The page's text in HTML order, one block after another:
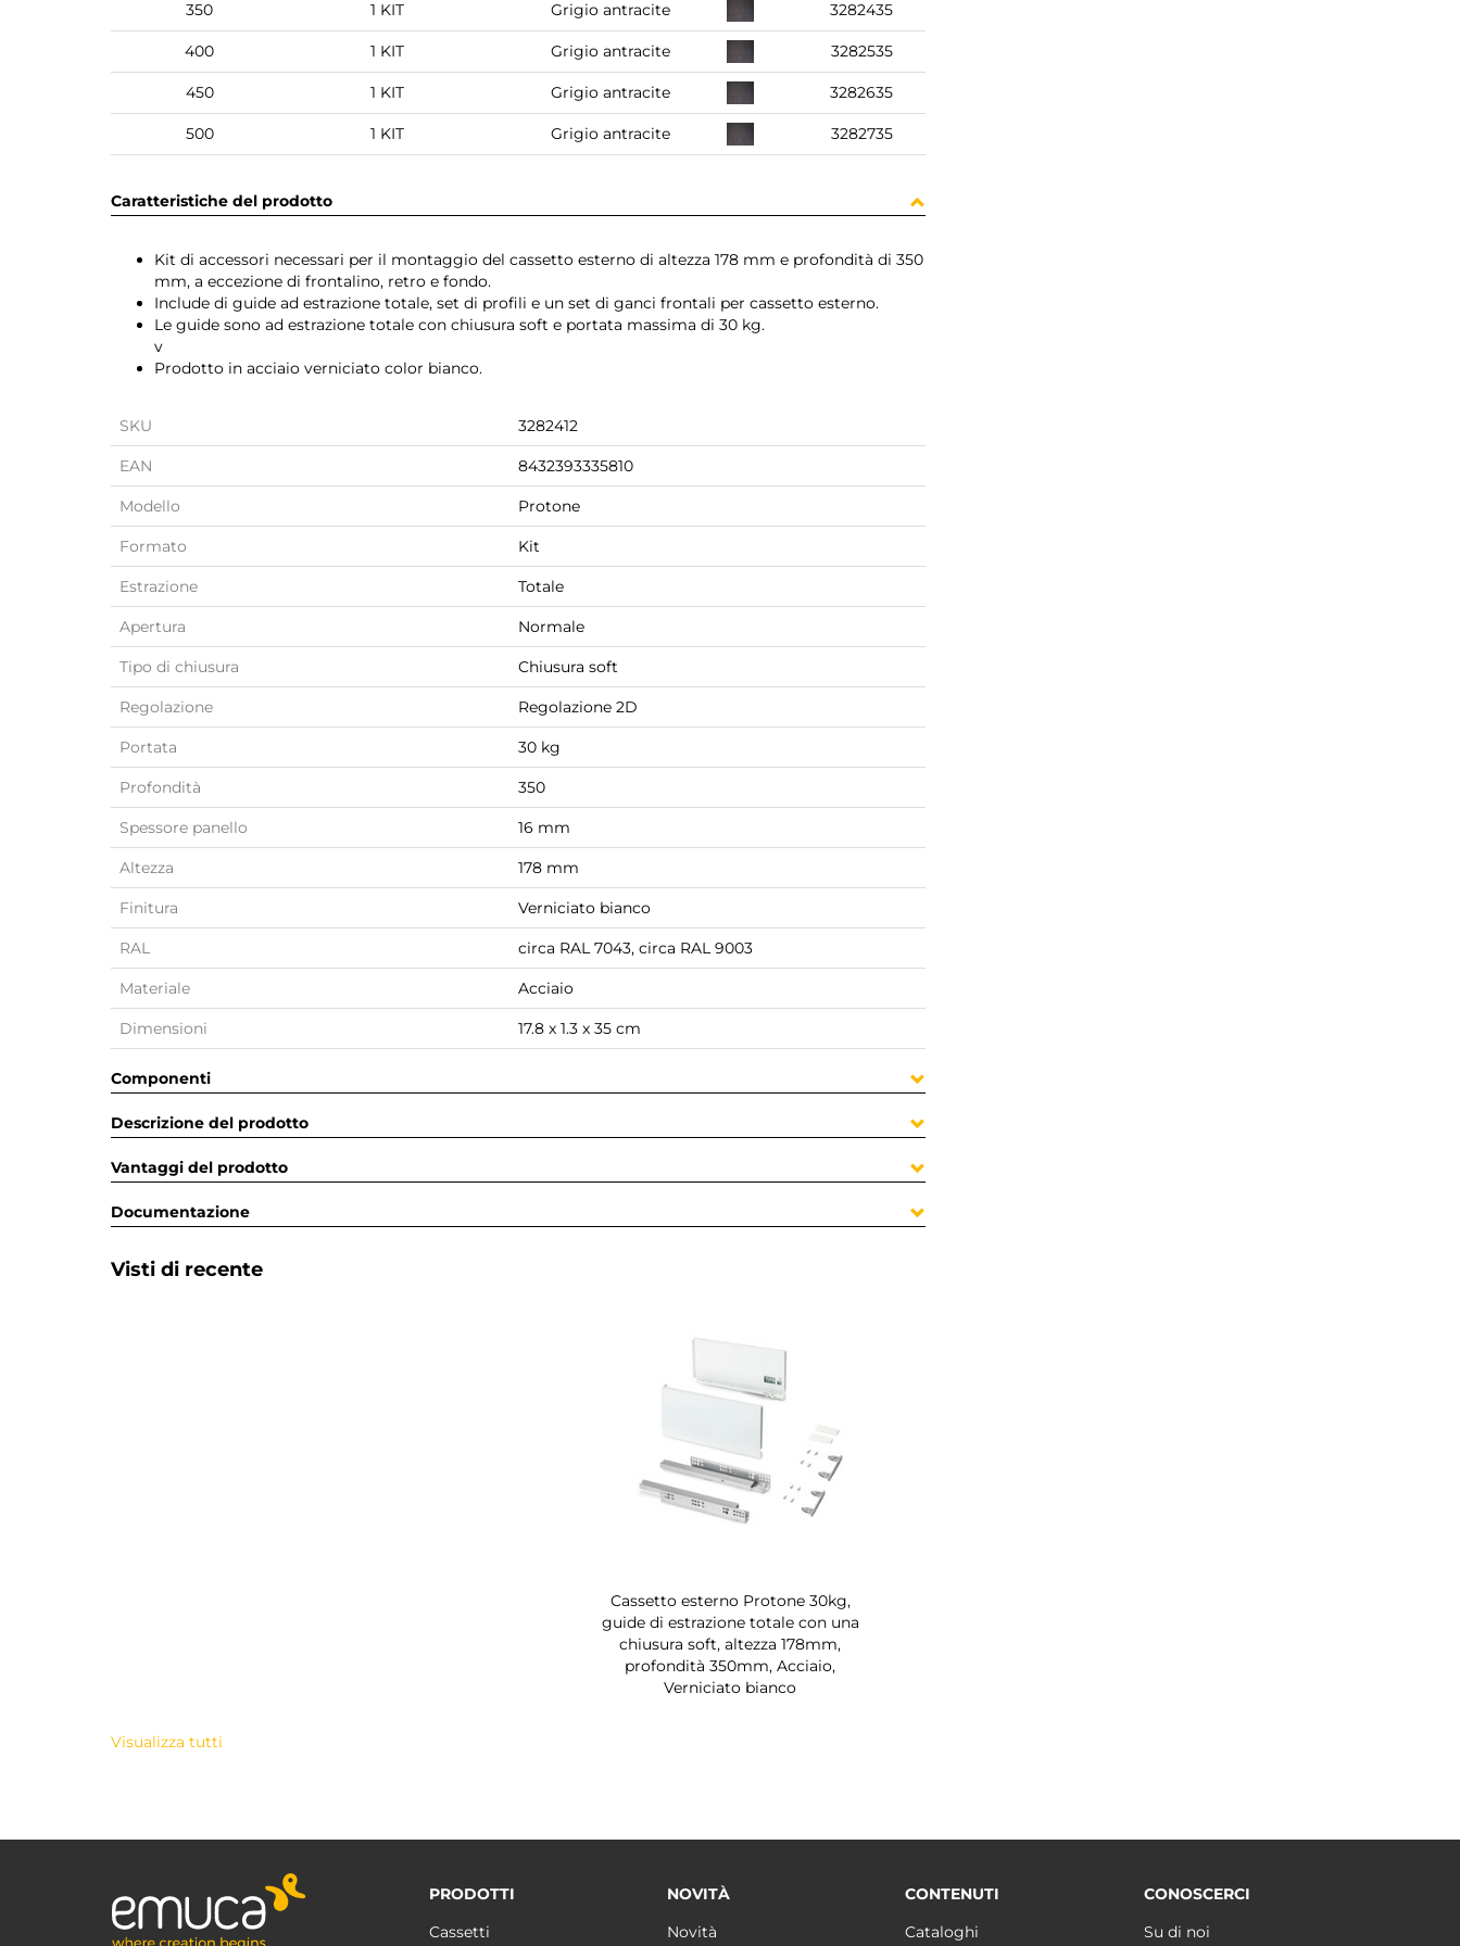
350 1 KIT Grigio antracite 3282435
400 1 KIT Grigio antracite 3282535
450 1 KIT Grigio antracite 3282635
500 1 KIT Grigio antracite 3282735
Caratteristiche del prodotto
Kit di accessori necessari per il montaggio del cassetto esterno di altezza 178 mm e profondità di 350
mm, a eccezione di frontalino, retro e fondo.
Include di guide ad estrazione totale, set di profili e un set di ganci frontali per cassetto esterno.
Le guide sono ad estrazione totale con chiusura soft e portata massima di 30 kg.
v
Prodotto in acciaio verniciato color bianco.
SKU 3282412
EAN 8432393335810
Modello Protone
Formato Kit
Estrazione Totale
Apertura Normale
Tipo di chiusura Chiusura soft
Regolazione Regolazione 2D
Portata 30 kg
Profondità 350
Spessore panello 16 mm
Altezza 178 mm
Finitura Verniciato bianco
RAL circa RAL 7043, circa RAL 9003
Materiale Acciaio
Dimensioni 17.8 x 1.3 x 35 cm
Componenti
Descrizione del prodotto
Vantaggi del prodotto
Documentazione
Visti di recente
Cassetto esterno Protone 30kg,
guide di estrazione totale con una
chiusura soft, altezza 178mm,
profondità 350mm, Acciaio,
Verniciato bianco
Visualizza tutti
PRODOTTI
Cassetti
NOVITÀ
Novità
CONTENUTI
Cataloghi
CONOSCERCI
Su di noi